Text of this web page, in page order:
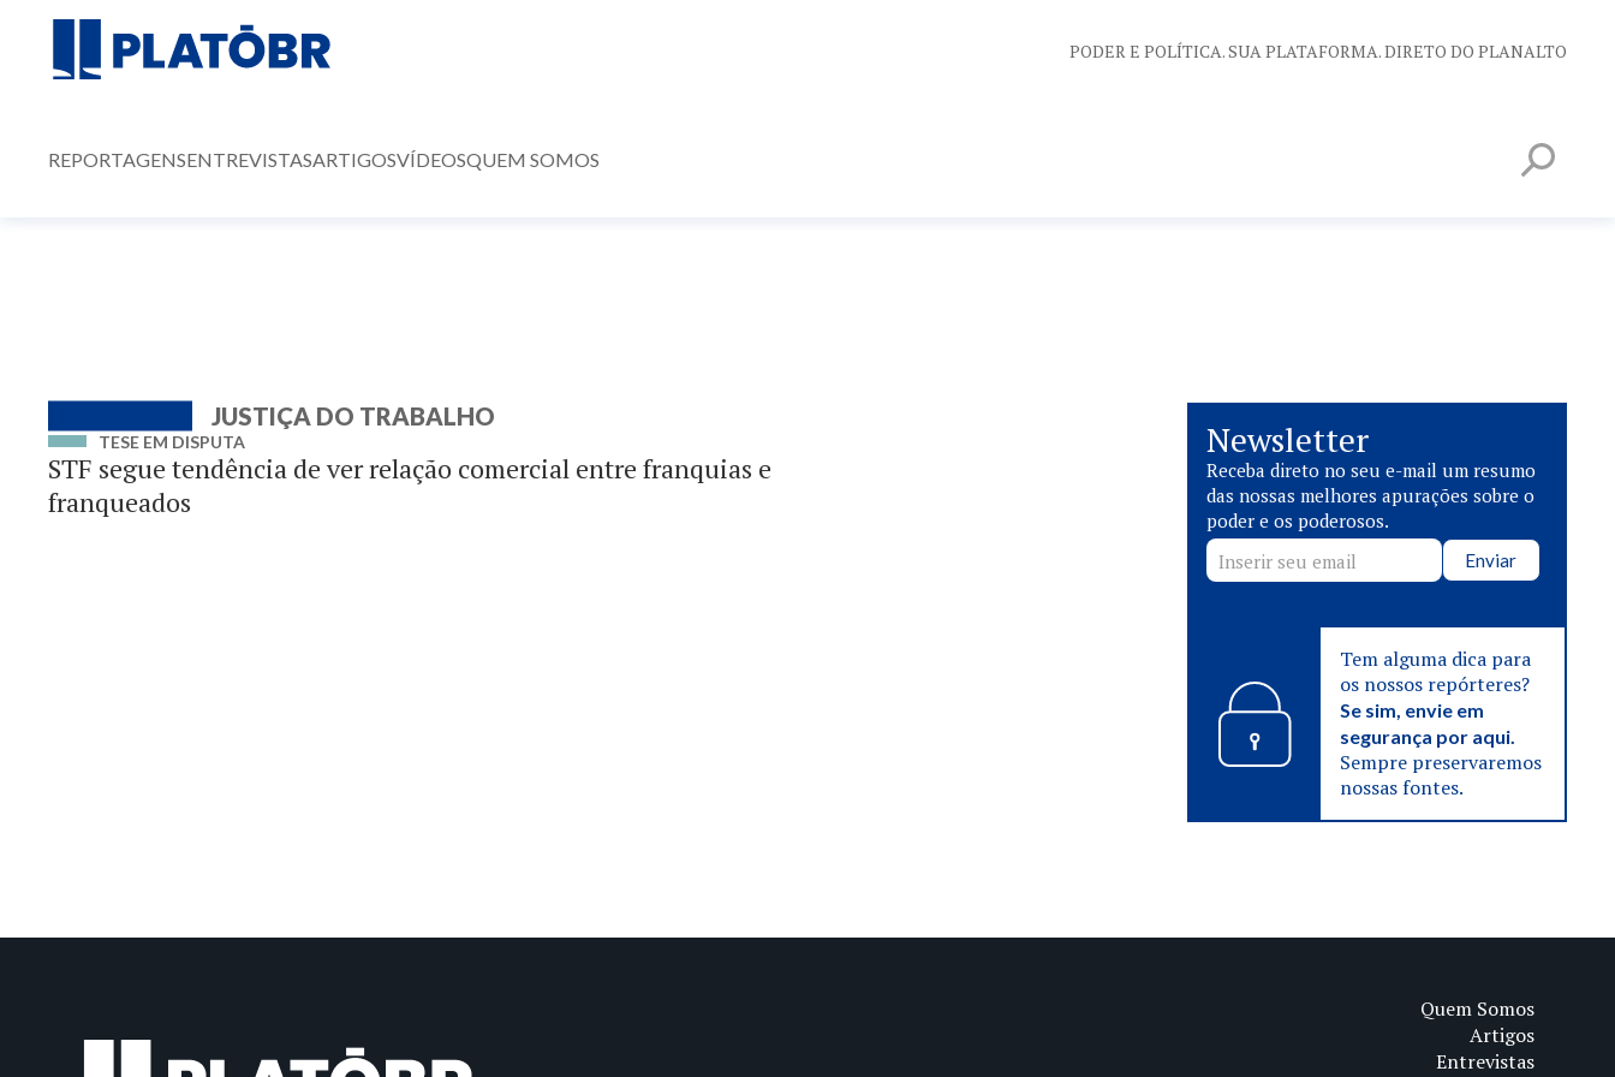
PODER E POLÍTICA. SUA PLATAFORMA. DIRETO DO PLANALTO
REPORTAGENSENTREVISTASARTIGOSVÍDEOSQUEM SOMOS
JUSTIÇA DO TRABALHO
TESE EM DISPUTA
STF segue tendência de ver relação comercial entre franquias e
franqueados
Newsletter
Receba direto no seu e-mail um resumo
das nossas melhores apurações sobre o
poder e os poderosos.
Enviar
Tem alguma dica para
os nossos repórteres?
Se sim, envie em
segurança por aqui.
Sempre preservaremos
nossas fontes.
Quem Somos
Artigos
Entrevistas